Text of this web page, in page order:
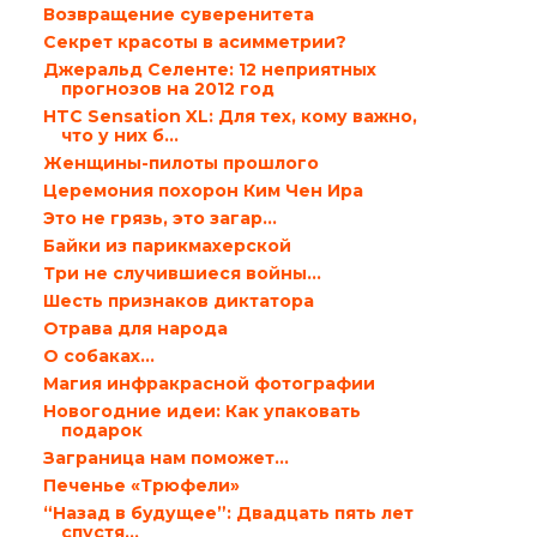
Возвращение суверенитета
Секрет красоты в асимметрии?
Джеральд Селенте: 12 неприятных
прогнозов на 2012 год
HTC Sensation XL: Для тех, кому важно,
что у них б...
Женщины-пилоты прошлого
Церемония похорон Ким Чен Ира
Это не грязь, это загар…
Байки из парикмахерской
Три не случившиеся войны…
Шесть признаков диктатора
Отрава для народа
О собаках…
Магия инфракрасной фотографии
Новогодние идеи: Как упаковать
подарок
Заграница нам поможет…
Печенье «Трюфели»
“Назад в будущее”: Двадцать пять лет
спустя…